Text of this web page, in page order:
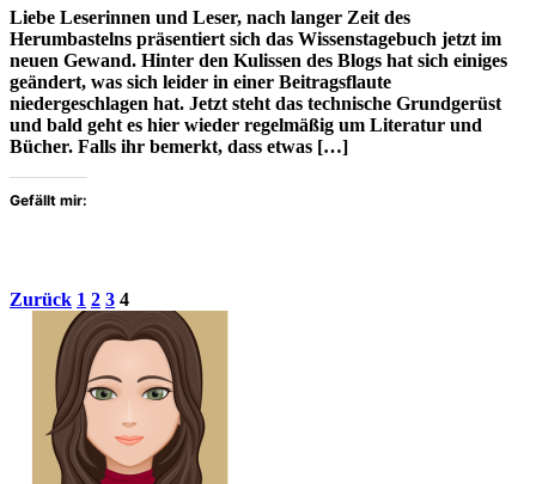
Liebe Leserinnen und Leser, nach langer Zeit des
Herumbastelns präsentiert sich das Wissenstagebuch jetzt im
neuen Gewand. Hinter den Kulissen des Blogs hat sich einiges
geändert, was sich leider in einer Beitragsflaute
niedergeschlagen hat. Jetzt steht das technische Grundgerüst
und bald geht es hier wieder regelmäßig um Literatur und
Bücher. Falls ihr bemerkt, dass etwas […]
Gefällt mir:
Beitragsnavigation
Zurück Seite
1 Seite
2 Seite
3 Seite
4